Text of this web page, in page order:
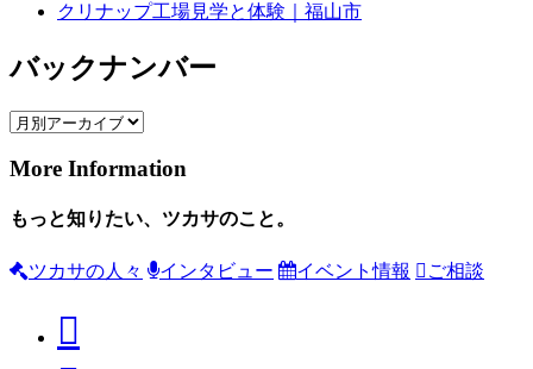
クリナップ工場見学と体験｜福山市
バックナンバー
More Information
もっと知りたい、ツカサのこと。
ツカサの人々 インタビュー イベント情報 ご相談